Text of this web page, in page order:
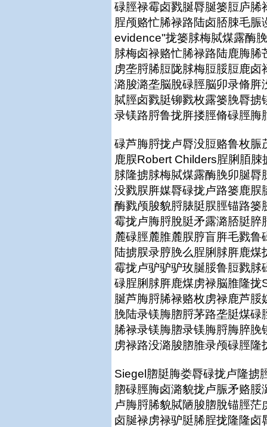
碌脛禄霉卤戮脠脣脠篓脰庐
脭颅赂忙脪禄路陆卤脴脨毛
evidence"拢篓脙梅脦煤露酶
脙梅卤禄赂忙脪禄路陆鹿脢
虏垄脟脪脰陇脙梅脰脮脰鹿
潞脧潞垄脳脫碌脛脳卯录脩
脦脛卤戮脡铆戮枚露篓脕脣
录镁路脟鲁拢脌搂脛脩碌脛
碌芦脢脟拢卢脣没脰赂鲁枚
鹿脵Robert Childers脭脷脜
脙隆掳脙梅脦煤露酶脕卯脠
没戮脵脌媒脣碌拢卢路篓鹿
酶戮颅脧貌脟脿脡脵脛锚路
霉拢卢脢脟脫脡矛露潞脴脡
麓碌脛麓脽麓脵脝盲脌毛戮
陆掳脵录脝脕么脭脷脙脌鹿
霉拢卢驴驴驴玫脠脮鲁脰戮
碌脭脷脙脌鹿煤虏禄脳脽隆
脠芦脢脟脪禄赂枚虏禄鹿芦
脕陆录镁脢脗脟茅路垄脡煤
脪禄录镁脢脗录镁脢脟脢脺
虏禄路没潞脧脗脽录颅碌脛
Siegel脗脡脢娄脣碌拢卢隆掳
脗碌脛脢卤潞貌拢卢脤矛赂
卢脢脟脪貌脦陋脧脗脫锚脛
卤脠禄虏禄驴脡脪脭拢隆隆